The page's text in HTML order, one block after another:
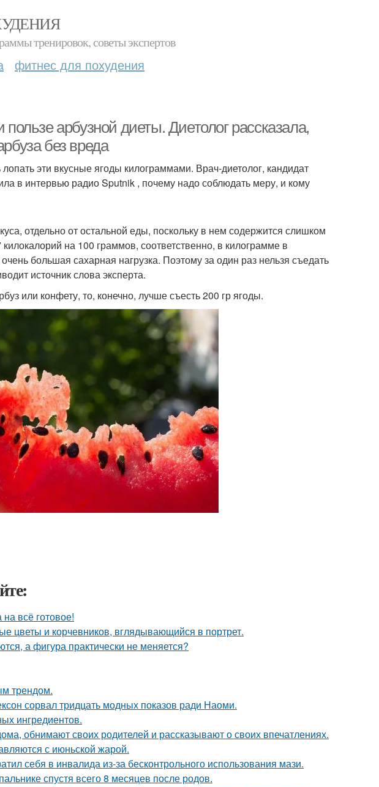
тренировок, советы экспертов
фитнес для похудения
пользе арбузной диеты. Диетолог рассказала,
без вреда
эти вкусные ягоды килограммами. Врач-диетолог, кандидат
в интервью радио Sputnik , почему надо соблюдать меру, и кому
отдельно от остальной еды, поскольку в нем содержится слишком
на 100 граммов, соответственно, в килограмме в
большая сахарная нагрузка. Поэтому за один раз нельзя съедать
источник слова эксперта.
или конфету, то, конечно, лучше съесть 200 гр ягоды.
всё готовое!
цветы и корчевников, вглядывающийся в портрет.
а фигура практически не меняется?
трендом.
сорвал тридцать модных показов ради Наоми.
ингредиентов.
обнимают своих родителей и рассказывают о своих впечатлениях.
с июньской жарой.
себя в инвалида из-за бесконтрольного использования мази.
спустя всего 8 месяцев после родов.